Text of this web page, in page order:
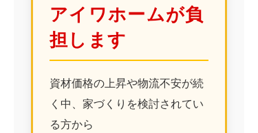
問い合わせ
ご来店予約はこちら
アイワホームが負
担します
資材価格の上昇や物流不安が続
く中、家づくりを検討されてい
る方から